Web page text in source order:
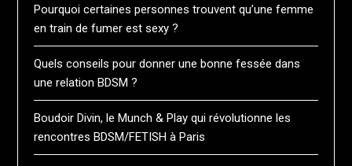
Pourquoi certaines personnes trouvent qu’une femme
en train de fumer est sexy ?
Quels conseils pour donner une bonne fessée dans
une relation BDSM ?
Boudoir Divin, le Munch & Play qui révolutionne les
rencontres BDSM/FETISH à Paris